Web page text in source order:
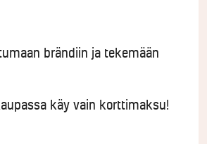
brändiin ja tekemään
käy vain korttimaksu!